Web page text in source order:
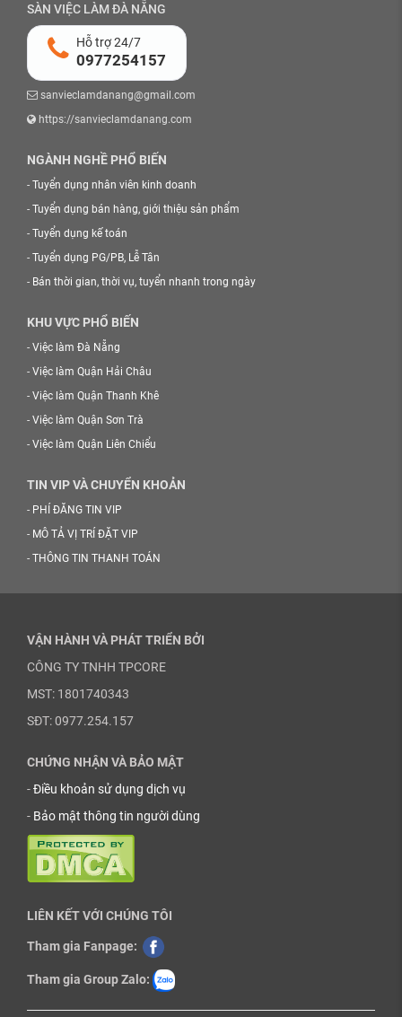
SÀN VIỆC LÀM ĐÀ NẴNG
Hỗ trợ 24/7
0977254157
sanvieclamdanang@gmail.com
https://sanvieclamdanang.com
NGÀNH NGHỀ PHỔ BIẾN
- Tuyển dụng nhân viên kinh doanh
- Tuyển dụng bán hàng, giới thiệu sản phẩm
- Tuyển dụng kế toán
- Tuyển dụng PG/PB, Lễ Tân
- Bán thời gian, thời vụ, tuyển nhanh trong ngày
KHU VỰC PHỔ BIẾN
- Việc làm Đà Nẵng
- Việc làm Quận Hải Châu
- Việc làm Quận Thanh Khê
- Việc làm Quận Sơn Trà
- Việc làm Quận Liên Chiểu
TIN VIP VÀ CHUYỂN KHOẢN
- PHÍ ĐĂNG TIN VIP
- MÔ TẢ VỊ TRÍ ĐẶT VIP
- THÔNG TIN THANH TOÁN
VẬN HÀNH VÀ PHÁT TRIỂN BỞI
CÔNG TY TNHH TPCORE
MST: 1801740343
SĐT: 0977.254.157
CHỨNG NHẬN VÀ BẢO MẬT
-Điều khoản sử dụng dịch vụ
- Bảo mật thông tin người dùng
LIÊN KẾT VỚI CHÚNG TÔI
Tham gia Fanpage:
Tham gia Group Zalo: